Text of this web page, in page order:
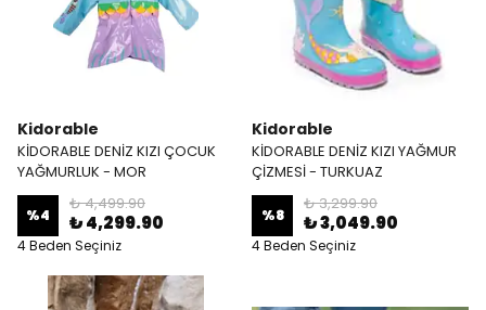
Kidorable
KİDORABLE DENİZ KIZI ÇOCUK
YAĞMURLUK - MOR
%4
₺ 4,499.90
₺ 4,299.90
4 Beden Seçiniz
Kidorable
KİDORABLE DENİZ KIZI YAĞMUR
ÇİZMESİ - TURKUAZ
%8
₺ 3,299.90
₺ 3,049.90
4 Beden Seçiniz